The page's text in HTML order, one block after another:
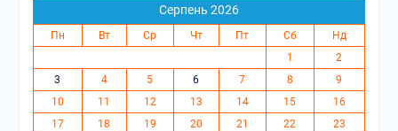
Серпень 2026
Пн Вт Ср Чт Пт Сб
Нд
1
2
3
4 5 6 7 8
9
10
11 12 13 14 15
16
17
18 19 20 21 22
23